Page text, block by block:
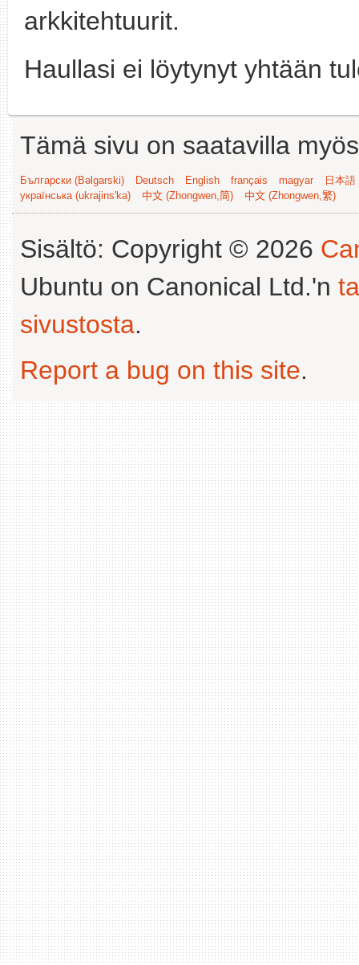
arkkitehtuurit.
Haullasi ei löytynyt yhtään
Tämä sivu on saatavilla
Български (Bəlgarski) Deutsch English français magyar
日本
українська (ukrajins'ka)
中文 (Zhongwen,简) 中文 (Zhongwen,繁)
Sisältö: Copyright © 2026
Ubuntu on Canonical Ltd.'n
sivustosta.
Report a bug on this site.